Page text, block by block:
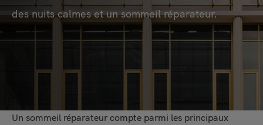
des nuits calmes et un sommeil réparateur.
Un sommeil réparateur compte parmi les principaux